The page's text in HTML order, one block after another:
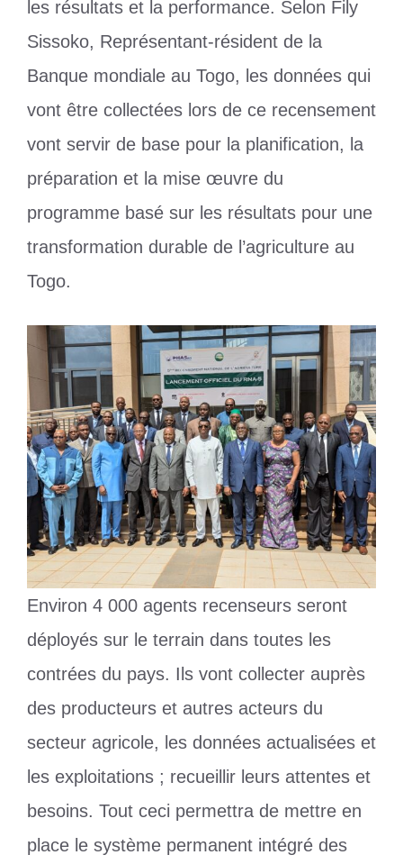
les résultats et la performance. Selon Fily
Sissoko, Représentant-résident de la
Banque mondiale au Togo, les données qui
vont être collectées lors de ce recensement
vont servir de base pour la planification, la
préparation et la mise œuvre du
programme basé sur les résultats pour une
transformation durable de l’agriculture au
Togo.
Environ 4 000 agents recenseurs seront
déployés sur le terrain dans toutes les
contrées du pays. Ils vont collecter auprès
des producteurs et autres acteurs du
secteur agricole, les données actualisées et
les exploitations ; recueillir leurs attentes et
besoins. Tout ceci permettra de mettre en
place le système permanent intégré des